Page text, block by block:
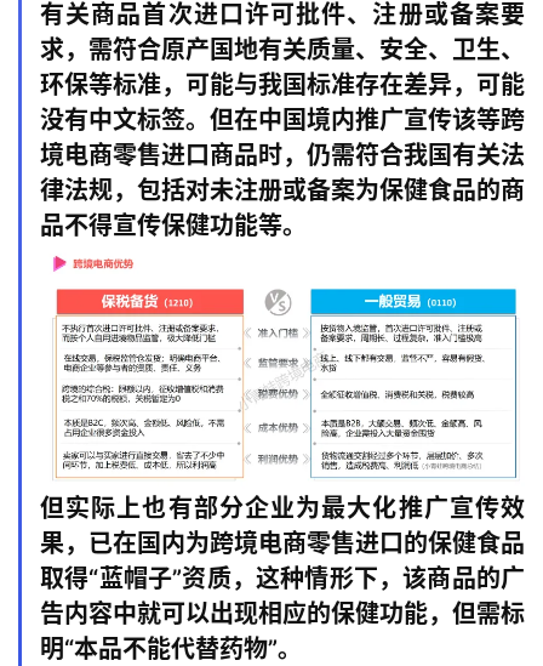
操
跨
境
药
库
百
科
有关商品首次进口许可批件、注册或备案要
求，需符合原产国地有关质量、安全、卫生、
环保等标准，可能与我国标准存在差异，可能
没有中文标签。但在中国境内推广宣传该等跨
境电商零售进口商品时，仍需符合我国有关法
律法规，包括对未注册或备案为保健食品的商
品不得宣传保健功能等。
但实际上也有部分企业为最大化推广宣传效
果，已在国内为跨境电商零售进口的保健食品
取得“蓝帽子”资质，这种情形下，该商品的广
告内容中就可以出现相应的保健功能，但需标
明“本品不能代替药物”。